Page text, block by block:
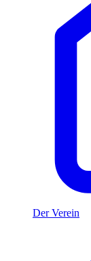
Der Verein